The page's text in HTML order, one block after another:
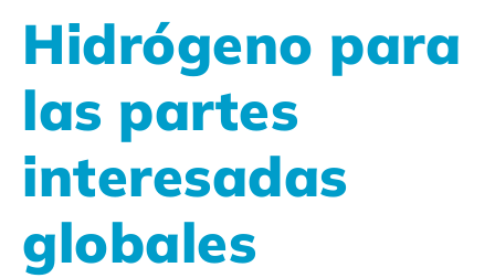
Hidrógeno para
las partes
interesadas
globales